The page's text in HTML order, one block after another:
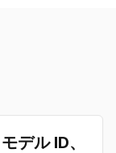
デル ID、